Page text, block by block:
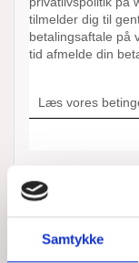
Samtykke